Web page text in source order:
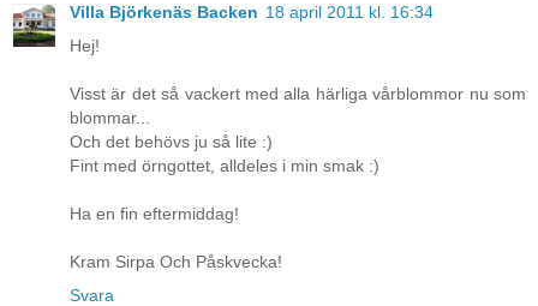
Villa Björkenäs Backen 18 april 2011 kl. 16:34
Hej!
Visst är det så vackert med alla härliga vårblommor nu som
blommar...
Och det behövs ju så lite :)
Fint med örngottet, alldeles i min smak :)
Ha en fin eftermiddag!
Kram Sirpa Och Påskvecka!
Svara